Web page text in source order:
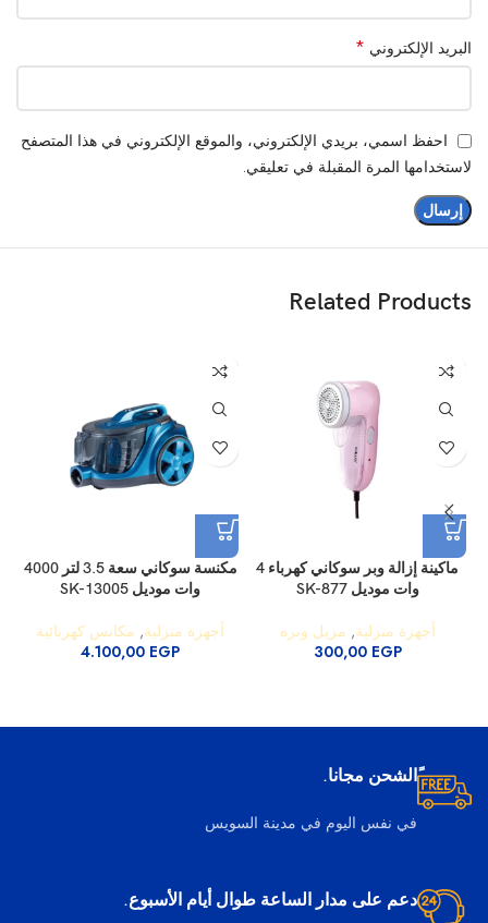
البريد الإلكتروني *
احفظ اسمي، بريدي الإلكتروني، والموقع الإلكتروني في هذا المتصفح
لاستخدامها المرة المقبلة في تعليقي.
Related Products
ماكينة إزالة وبر سوكاني كهرباء 4
وات موديل SK-877
أجهزة منزلية, مزيل وبره
300,00 EGP
مكنسة سوكاني سعة 3.5 لتر 4000
وات موديل SK-13005
أجهزة منزلية, مكانس كهربائية
4.100,00 EGP
ًالشحن مجانا.
في نفس اليوم في مدينة السويس
دعم على مدار الساعة طوال أيام الأسبوع.